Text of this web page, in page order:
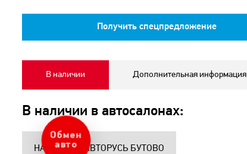
Получить спецпредложение
В наличии Дополнительная информация
В наличии в автосалонах:
HAVAL PRO АВТОРУСЬ БУТОВО
Обмен
авто